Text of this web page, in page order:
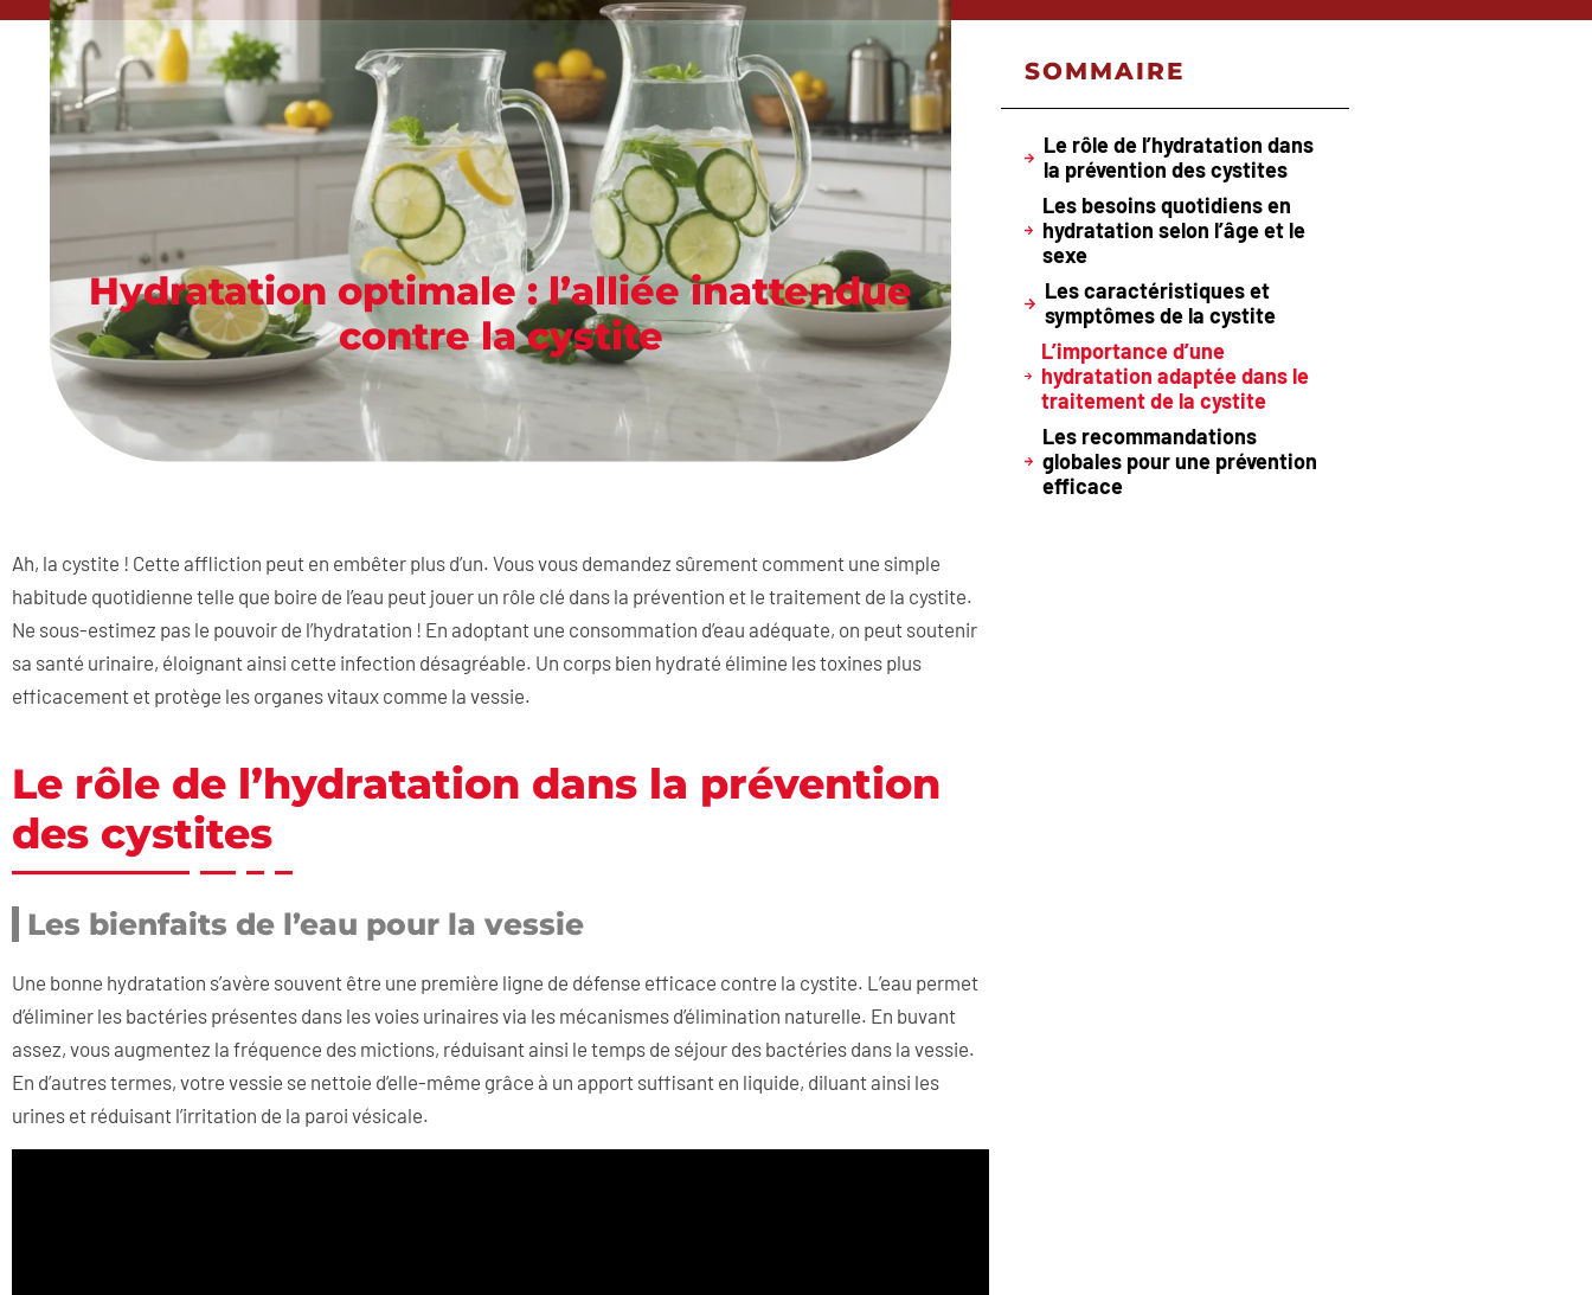
Hydratation optimale : l’alliée inattendue
contre la cystite
Ah, la cystite ! Cette affliction peut en embêter plus d’un. Vous vous demandez sûrement comment une simple
habitude quotidienne telle que boire de l’eau peut jouer un rôle clé dans la prévention et le traitement de la cystite.
Ne sous-estimez pas le pouvoir de l’hydratation ! En adoptant une consommation d’eau adéquate, on peut soutenir
sa santé urinaire, éloignant ainsi cette infection désagréable. Un corps bien hydraté élimine les toxines plus
efficacement et protège les organes vitaux comme la vessie.
Le rôle de l’hydratation dans la prévention
des cystites
Les bienfaits de l’eau pour la vessie
Une bonne hydratation s’avère souvent être une première ligne de défense efficace contre la cystite. L’eau permet
d’éliminer les bactéries présentes dans les voies urinaires via les mécanismes d’élimination naturelle. En buvant
assez, vous augmentez la fréquence des mictions, réduisant ainsi le temps de séjour des bactéries dans la vessie.
En d’autres termes, votre vessie se nettoie d’elle-même grâce à un apport suffisant en liquide, diluant ainsi les
urines et réduisant l’irritation de la paroi vésicale.
SOMMAIRE
Le rôle de l’hydratation dans
la prévention des cystites
Les besoins quotidiens en
hydratation selon l’âge et le
sexe
Les caractéristiques et
symptômes de la cystite
L’importance d’une
hydratation adaptée dans le
traitement de la cystite
Les recommandations
globales pour une prévention
efficace